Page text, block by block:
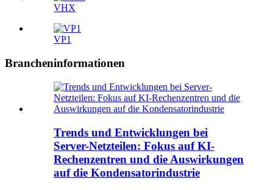
VHX
VP1
Brancheninformationen
Trends und Entwicklungen bei
Server-Netzteilen: Fokus auf KI-
Rechenzentren und die Auswirkungen
auf die Kondensatorindustrie